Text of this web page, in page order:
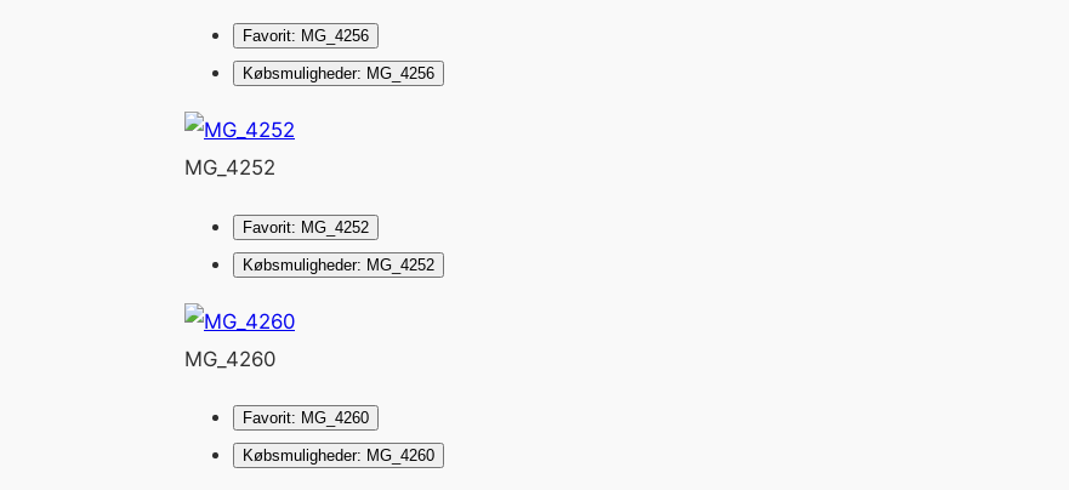
Favorit: MG_4256
Købsmuligheder: MG_4256
MG_4252
Favorit: MG_4252
Købsmuligheder: MG_4252
MG_4260
Favorit: MG_4260
Købsmuligheder: MG_4260